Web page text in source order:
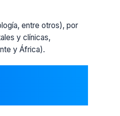
entre otros), por
y clínicas,
y África).